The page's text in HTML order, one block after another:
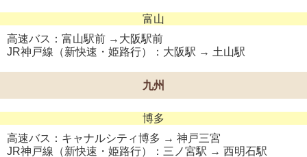
富山
高速バス：富山駅前 →大阪駅前
JR神戸線（新快速・姫路行）：大阪駅 → 土山駅
九州
博多
高速バス：キャナルシティ博多 → 神戸三宮
JR神戸線（新快速・姫路行）：三ノ宮駅 → 西明石駅